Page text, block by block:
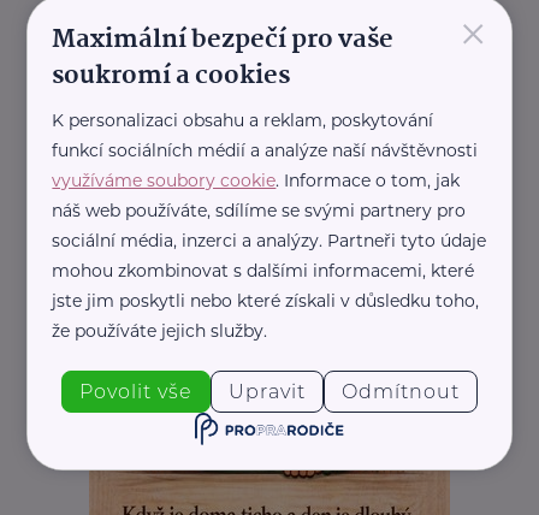
×
Maximální bezpečí pro vaše
soukromí a cookies
K personalizaci obsahu a reklam, poskytování
funkcí sociálních médií a analýze naší návštěvnosti
využíváme soubory cookie. Informace o tom, jak
náš web používáte, sdílíme se svými partnery pro
sociální média, inzerci a analýzy. Partneři tyto údaje
mohou zkombinovat s dalšími informacemi, které
jste jim poskytli nebo které získali v důsledku toho,
že používáte jejich služby.
Povolit vše Upravit Odmítnout